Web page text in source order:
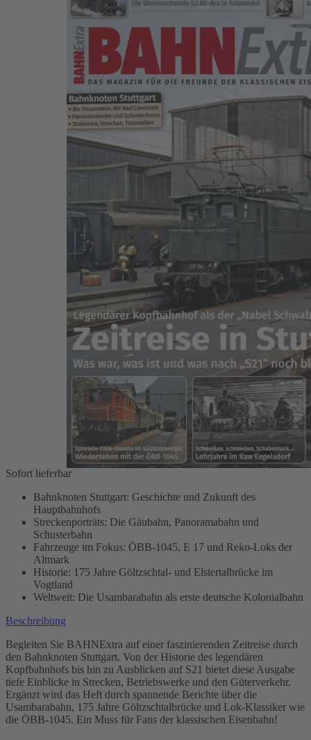
Zum Anfang der Bildergalerie springen
Bahn Extra 4/2026
Bahn Extra 4/2026
13,90 € Sofort lieferbar Digital 12,99 € Sofort
Zum Warenkorb hinzufügen
Zur Wunschliste hinzufügen
Sofort lieferbar
Bahnknoten Stuttgart: Geschichte und Zukunft des
Hauptbahnhofs
Streckenporträts: Die Gäubahn, Panoramabahn und
Schusterbahn
Fahrzeuge im Fokus: ÖBB-1045, E 17 und Reko-Loks der
Altmark
Historie: 175 Jahre Göltzschtal- und Elstertalbrücke im
Vogtland
Weltweit: Die Usambarabahn als erste deutsche Kolonialbahn
Beschreibung
Begleiten Sie BAHNExtra auf einer faszinierenden Zeitreise durch
den Bahnknoten Stuttgart. Von der Historie des legendären
Kopfbahnhofs bis hin zu Ausblicken auf S21 bietet diese Ausgabe
tiefe Einblicke in Strecken, Betriebswerke und den Güterverkehr.
Ergänzt wird das Heft durch spannende Berichte über die
Usambarabahn, 175 Jahre Göltzschtalbrücke und Lok-Klassiker wie
die ÖBB-1045. Ein Muss für Fans der klassischen Eisenbahn!